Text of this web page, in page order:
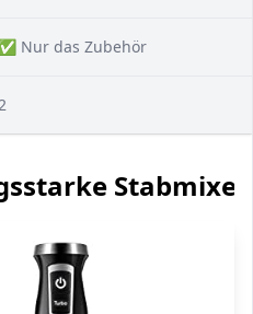
✅ Nur das Zubehör
Stabmixer